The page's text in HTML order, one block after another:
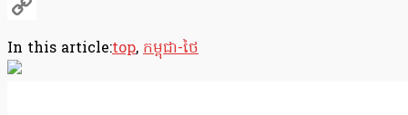
Telegram
Link
In this article:top, កម្ពុជា-ថៃ